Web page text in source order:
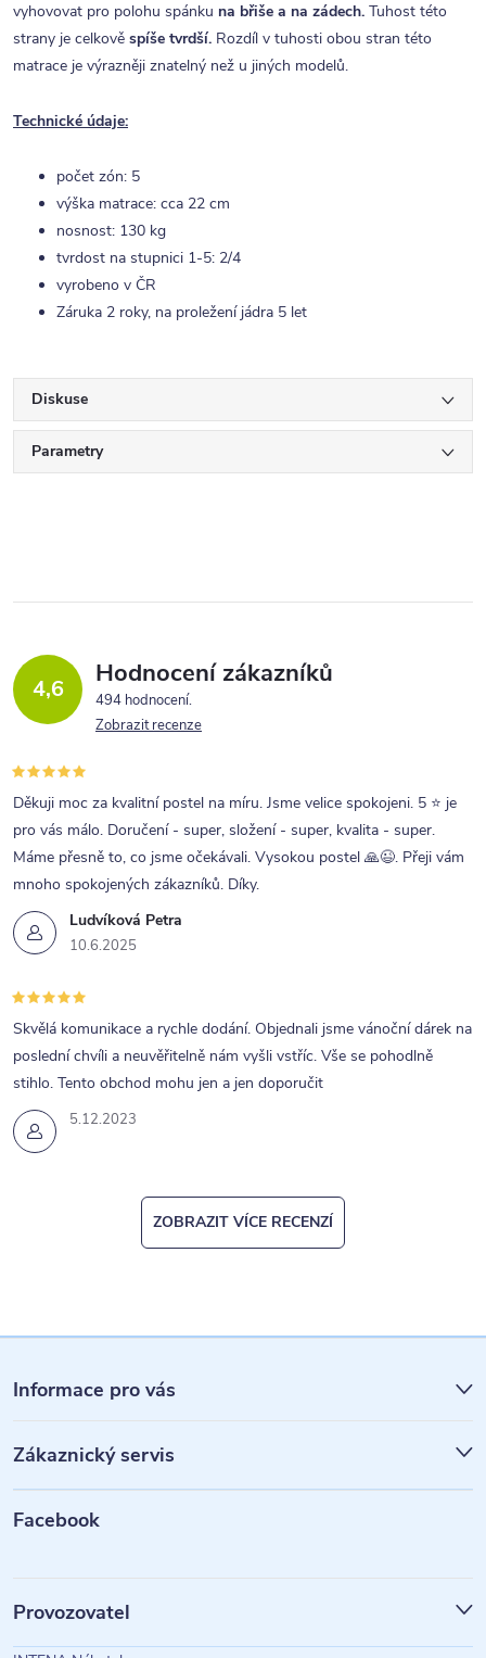
vyhovovat pro polohu spánku na břiše a na zádech. Tuhost této
strany je celkově spíše tvrdší. Rozdíl v tuhosti obou stran této
matrace je výrazněji znatelný než u jiných modelů.
Technické údaje:
počet zón: 5
výška matrace: cca 22 cm
nosnost: 130 kg
tvrdost na stupnici 1-5: 2/4
vyrobeno v ČR
Záruka 2 roky, na proležení jádra 5 let
Diskuse
Parametry
4,6 Hodnocení zákazníků
494 hodnocení
Zobrazit recenze
Ludvíková Petra
10.6.2025
Děkuji moc za kvalitní postel na míru. Jsme velice spokojeni. 5 ⭐ je
pro vás málo. Doručení - super, složení - super, kvalita - super.
Máme přesně to, co jsme očekávali. Vysokou postel 🙏😉. Přeji vám
mnoho spokojených zákazníků. Díky.
5.12.2023
Skvělá komunikace a rychle dodání. Objednali jsme vánoční dárek na
poslední chvíli a neuvěřitelně nám vyšli vstříc. Vše se pohodlně
stihlo. Tento obchod mohu jen a jen doporučit
ZOBRAZIT VÍCE RECENZÍ
á
p
a
Informace pro vás
Zákaznický servis
Facebook
Provozovatel